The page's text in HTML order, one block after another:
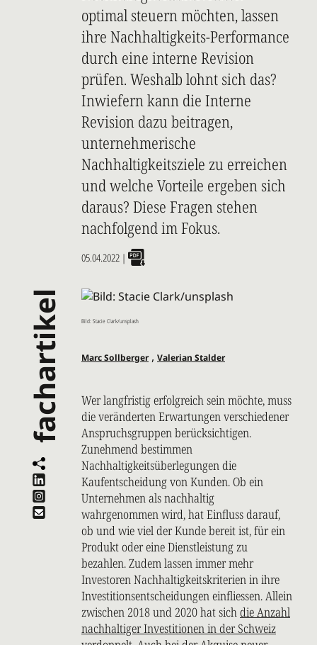
fachartikel
optimal steuern möchten, lassen
ihre Nachhaltigkeits-Performance
durch eine interne Revision
prüfen. Weshalb lohnt sich das?
Inwiefern kann die Interne
Revision dazu beitragen,
unternehmerische
Nachhaltigkeitsziele zu erreichen
und welche Vorteile ergeben sich
daraus? Diese Fragen stehen
nachfolgend im Fokus.
05.04.2022 |
Bild: Stacie Clark/unsplash
Marc Sollberger , Valerian Stalder
Wer langfristig erfolgreich sein möchte, muss
die veränderten Erwartungen verschiedener
Anspruchsgruppen berücksichtigen.
Zunehmend bestimmen
Nachhaltigkeitsüberlegungen die
Kaufentscheidung von Kunden. Ob ein
Unternehmen als nachhaltig
wahrgenommen wird, hat Einfluss darauf,
ob und wie viel der Kunde bereit ist, für ein
Produkt oder eine Dienstleistung zu
bezahlen. Zudem lassen immer mehr
Investoren Nachhaltigkeitskriterien in ihre
Investitionsentscheidungen einfliessen. Allein
zwischen 2018 und 2020 hat sichdie Anzahl
nachhaltiger Investitionen in der Schweiz